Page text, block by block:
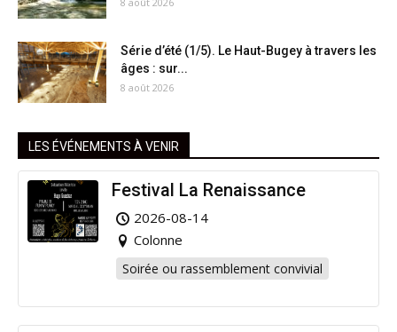
Série d’été (1/5). Le Haut-Bugey à travers les
âges : sur...
8 août 2026
LES ÉVÉNEMENTS À VENIR
Festival La Renaissance
2026-08-14
Colonne
Soirée ou rassemblement convivial